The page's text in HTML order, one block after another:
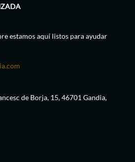
estamos aquí listos para ayudar
de Borja, 15, 46701 Gandia,